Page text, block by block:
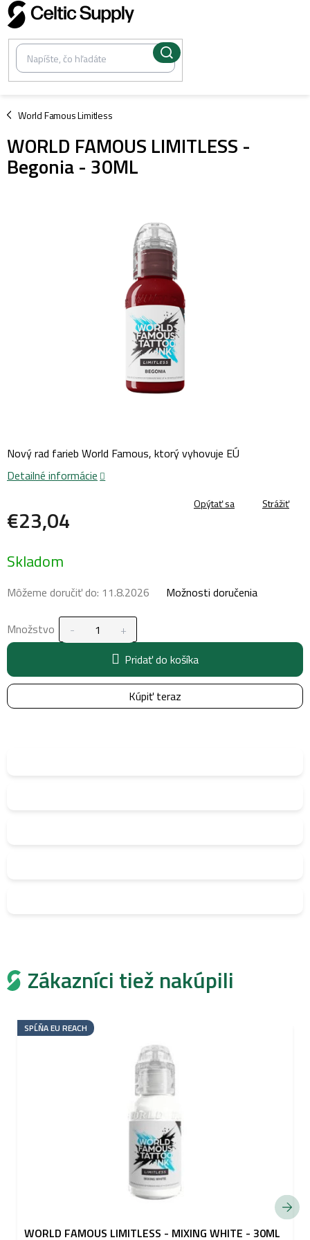
Prejsť
na
obsah
World Famous Limitless
/
WORLD FAMOUS LIMITLESS -
Begonia - 30ML
€23,04
cena:
Skladom
Môžeme doručiť do: 11.8.2026 Možnosti doručenia
Množstvo
Pridať do košíka
Kúpiť teraz
Nový rad farieb World Famous, ktorý vyhovuje EÚ
Detailné informácie
Opýtať sa Strážiť
Zákazníci tiež nakúpili
SPĹŇA EU REACH
WORLD FAMOUS LIMITLESS - MIXING WHITE - 30ML